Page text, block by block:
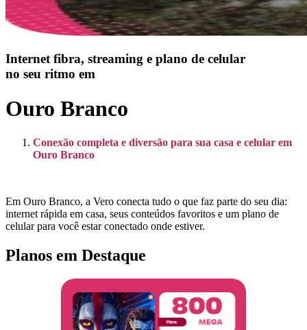
Internet fibra, streaming e plano de celular
no seu ritmo em
Ouro Branco
Conexão completa e diversão para sua casa e celular em
Ouro Branco
Em Ouro Branco, a Vero conecta tudo o que faz parte do seu dia:
internet rápida em casa, seus conteúdos favoritos e um plano de
celular para você estar conectado onde estiver.
Planos em Destaque